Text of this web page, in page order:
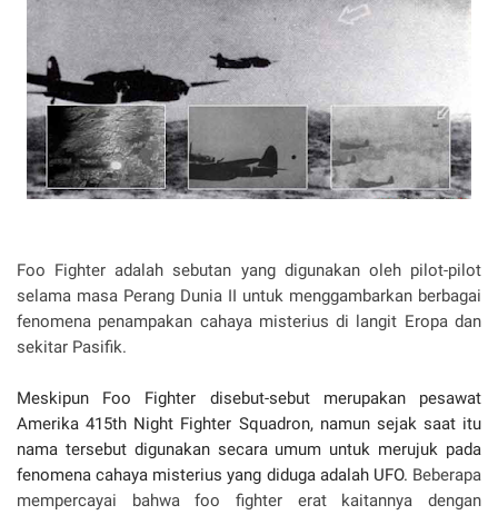
Foo Fighter adalah sebutan yang digunakan oleh pilot-pilot
selama masa Perang Dunia II untuk menggambarkan berbagai
fenomena penampakan cahaya misterius di langit Eropa dan
sekitar Pasifik.
Meskipun Foo Fighter disebut-sebut merupakan pesawat
Amerika 415th Night Fighter Squadron, namun sejak saat itu
nama tersebut digunakan secara umum untuk merujuk pada
fenomena cahaya misterius yang diduga adalah UFO. Beberapa
mempercayai bahwa foo fighter erat kaitannya dengan